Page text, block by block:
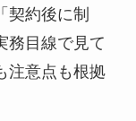
契約後に制
務目線で見て
注意点も根拠